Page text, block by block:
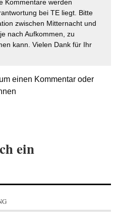
Kommentare werden
bei TE liegt. Bitte
zwischen Mitternacht und
nach Aufkommen, zu
kann. Vielen Dank für Ihr
einen Kommentar oder
ein